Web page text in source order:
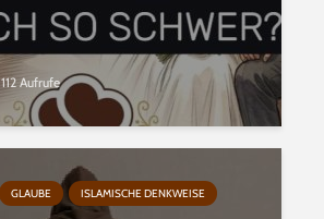
112 Aufrufe
GLAUBE
ISLAMISCHE DENKWEISE